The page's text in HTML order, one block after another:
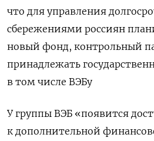
что для управления
сбережениями россиян
новый фонд, контрольный
принадлежать
в том числе ВЭБу
У группы ВЭБ «появится
к дополнительной